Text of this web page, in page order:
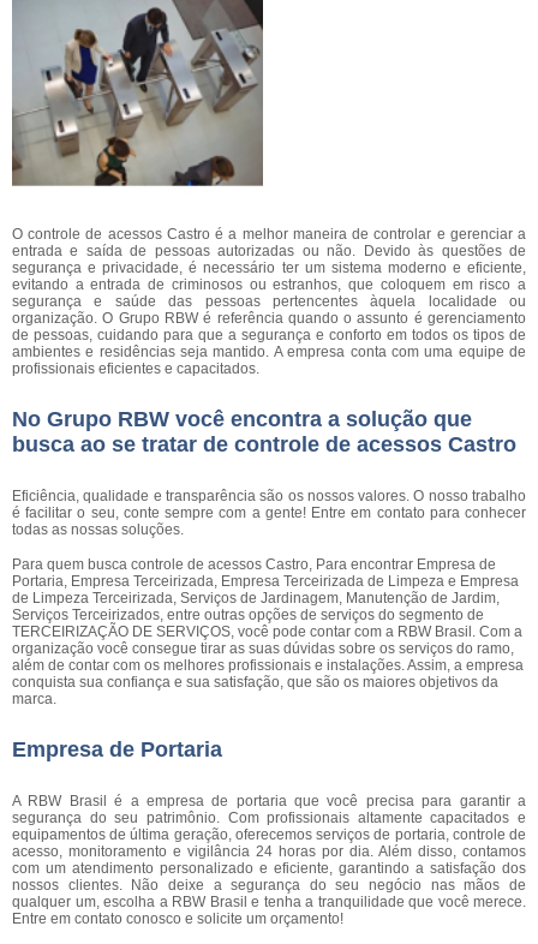
O controle de acessos Castro é a melhor maneira de controlar e gerenciar a
entrada e saída de pessoas autorizadas ou não. Devido às questões de
segurança e privacidade, é necessário ter um sistema moderno e eficiente,
evitando a entrada de criminosos ou estranhos, que coloquem em risco a
segurança e saúde das pessoas pertencentes àquela localidade ou
organização. O Grupo RBW é referência quando o assunto é gerenciamento
de pessoas, cuidando para que a segurança e conforto em todos os tipos de
ambientes e residências seja mantido. A empresa conta com uma equipe de
profissionais eficientes e capacitados.
No Grupo RBW você encontra a solução que
busca ao se tratar de controle de acessos Castro
Eficiência, qualidade e transparência são os nossos valores. O nosso trabalho
é facilitar o seu, conte sempre com a gente! Entre em contato para conhecer
todas as nossas soluções.
Para quem busca controle de acessos Castro, Para encontrar Empresa de
Portaria, Empresa Terceirizada, Empresa Terceirizada de Limpeza e Empresa
de Limpeza Terceirizada, Serviços de Jardinagem, Manutenção de Jardim,
Serviços Terceirizados, entre outras opções de serviços do segmento de
TERCEIRIZAÇÃO DE SERVIÇOS, você pode contar com a RBW Brasil. Com a
organização você consegue tirar as suas dúvidas sobre os serviços do ramo,
além de contar com os melhores profissionais e instalações. Assim, a empresa
conquista sua confiança e sua satisfação, que são os maiores objetivos da
marca.
Empresa de Portaria
A RBW Brasil é a empresa de portaria que você precisa para garantir a
segurança do seu patrimônio. Com profissionais altamente capacitados e
equipamentos de última geração, oferecemos serviços de portaria, controle de
acesso, monitoramento e vigilância 24 horas por dia. Além disso, contamos
com um atendimento personalizado e eficiente, garantindo a satisfação dos
nossos clientes. Não deixe a segurança do seu negócio nas mãos de
qualquer um, escolha a RBW Brasil e tenha a tranquilidade que você merece.
Entre em contato conosco e solicite um orçamento!